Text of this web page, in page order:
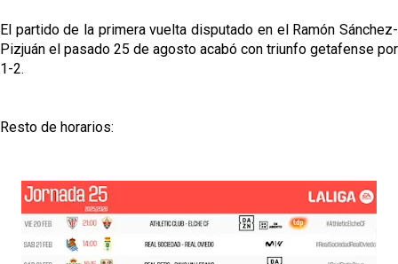
El partido de la primera vuelta disputado en el Ramón Sánchez-
Pizjuán el pasado 25 de agosto acabó con triunfo getafense por
1-2.
Resto de horarios: